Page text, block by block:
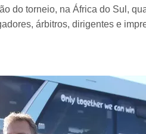
do torneio, na África do Sul,
árbitros, dirigentes e